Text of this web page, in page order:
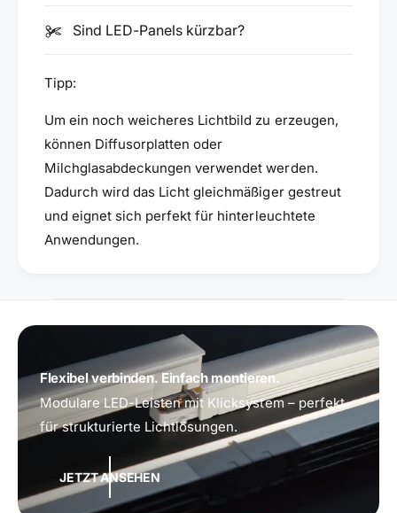
Sind LED-Panels kürzbar?
Tipp:
Um ein noch weicheres Lichtbild zu erzeugen,
können Diffusorplatten oder
Milchglasabdeckungen verwendet werden.
Dadurch wird das Licht gleichmäßiger gestreut
und eignet sich perfekt für hinterleuchtete
Anwendungen.
Flexibel verbinden. Einfach montieren.
Modulare LED-Leisten mit Klicksystem – perfekt
für strukturierte Lichtlösungen.
JETZT ANSEHEN